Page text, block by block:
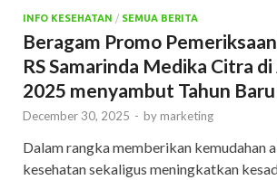
INFO KESEHATAN / SEMUA BERITA
Beragam Promo
RS Samarinda Medika Citra
2025 menyambut Tahun
December 30, 2025 - by marketing
Dalam rangka memberikan kemudahan
kesehatan sekaligus meningkatkan